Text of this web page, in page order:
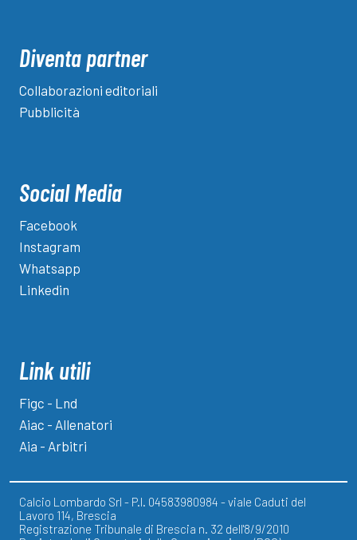
Diventa partner
Collaborazioni editoriali
Pubblicità
Social Media
Facebook
Instagram
Whatsapp
Linkedin
Link utili
Figc - Lnd
Aiac - Allenatori
Aia - Arbitri
Calcio Lombardo Srl - P.I. 04583980984 - viale Caduti del
Lavoro 114, Brescia
Registrazione Tribunale di Brescia n. 32 dell'8/9/2010